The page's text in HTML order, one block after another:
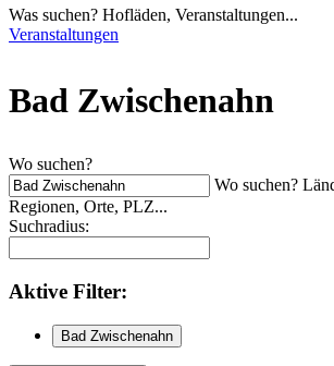
Was suchen? Hofläden, Veranstaltungen...
Veranstaltungen
Bad Zwischenahn
Wo suchen?
Wo suchen?
Regionen, Orte, PLZ...
Suchradius:
Aktive Filter:
Bad Zwischenahn